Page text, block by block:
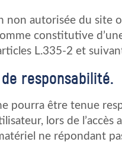
non autorisée du site
constitutive
L.335-2 et
responsabilité.
pourra être tenue
lors de
ne répondant